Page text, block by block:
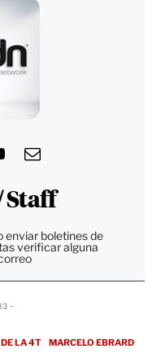
Staff
enviar boletines de
verificar alguna
-
LA 4T
MARCELO EBRARD